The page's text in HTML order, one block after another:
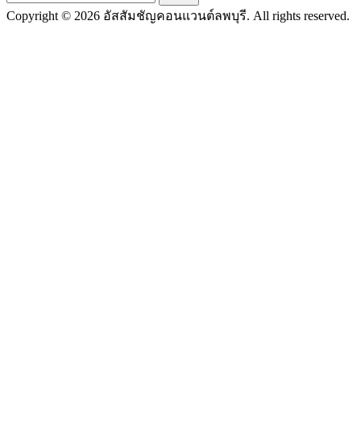
สำหรับ:
Copyright © 2026 อัสสัมชัญคอนแวนต์ลพบุรี. All rights reserved.